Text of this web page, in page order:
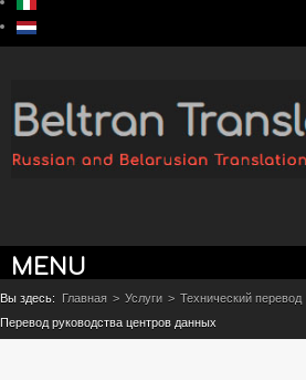
MENU
Вы здесь: Главная > Услуги > Технический перевод
Перевод руководства центров данных